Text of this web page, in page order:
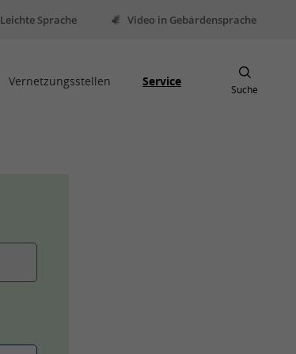
Leichte Sprache Video in Gebärdensprache
Vernetzungsstellen Service
Suche